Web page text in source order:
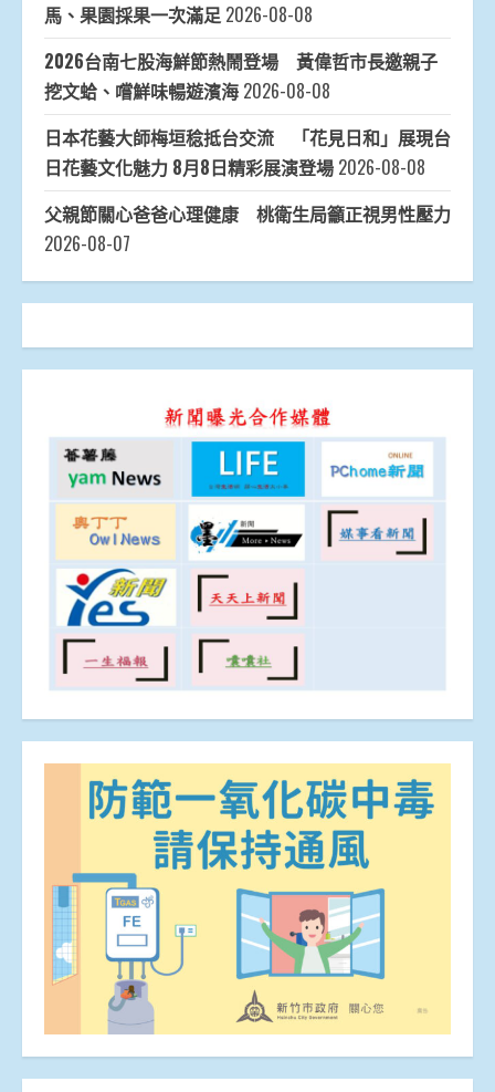
馬、果園採果一次滿足 2026-08-08
2026台南七股海鮮節熱鬧登場 黃偉哲市長邀親子
挖文蛤、嚐鮮味暢遊濱海 2026-08-08
日本花藝大師梅垣稔抵台交流 「花見日和」展現台
日花藝文化魅力 8月8日精彩展演登場 2026-08-08
父親節關心爸爸心理健康 桃衛生局籲正視男性壓力
2026-08-07